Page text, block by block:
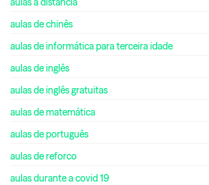
aulas de chinês
aulas de informática para terceira idade
aulas de inglês
aulas de inglês gratuitas
aulas de matemática
aulas de português
aulas de reforco
aulas durante a covid 19